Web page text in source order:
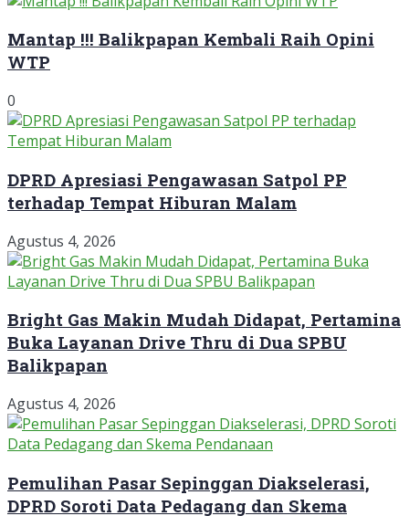
Mantap !!! Balikpapan Kembali Raih Opini
WTP
0
DPRD Apresiasi Pengawasan Satpol PP
terhadap Tempat Hiburan Malam
Agustus 4, 2026
Bright Gas Makin Mudah Didapat, Pertamina
Buka Layanan Drive Thru di Dua SPBU
Balikpapan
Agustus 4, 2026
Pemulihan Pasar Sepinggan Diakselerasi,
DPRD Soroti Data Pedagang dan Skema